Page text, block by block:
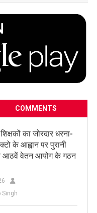
COMMENTS
का जोरदार धरना-
के आह्वान पर पुरानी
आठवें वेतन आयोग के गठन
Singh